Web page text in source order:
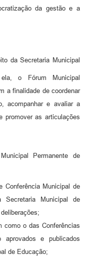
da gestão e a
da Secretaria Municipal
o Fórum Municipal
a finalidade de coordenar
acompanhar e avaliar a
promover as articulações
Permanente de
Conferência Municipal de
Secretaria Municipal de
como o das Conferências
aprovados e publicados
de Educação;